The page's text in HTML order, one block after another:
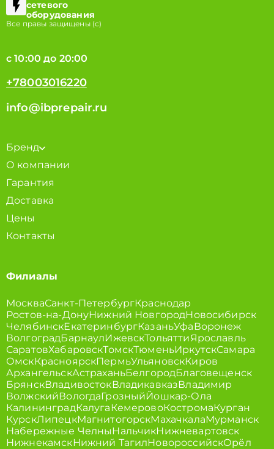
сетевого
оборудования
Все правы защищены (с)
с 10:00 до 20:00
+78003016220
info@ibprepair.ru
Бренд
О компании
Гарантия
Доставка
Цены
Контакты
Филиалы
МоскваСанкт-ПетербургКраснодар
Ростов-на-ДонуНижний НовгородНовосибирск
ЧелябинскЕкатеринбургКазаньУфаВоронеж
ВолгоградБарнаулИжевскТольяттиЯрославль
СаратовХабаровскТомскТюменьИркутскСамара
ОмскКрасноярскПермьУльяновскКиров
АрхангельскАстраханьБелгородБлаговещенск
БрянскВладивостокВладикавказВладимир
ВолжскийВологдаГрозныйЙошкар-Ола
КалининградКалугаКемеровоКостромаКурган
КурскЛипецкМагнитогорскМахачкалаМурманск
Набережные ЧелныНальчикНижневартовск
НижнекамскНижний ТагилНовороссийскОрёл